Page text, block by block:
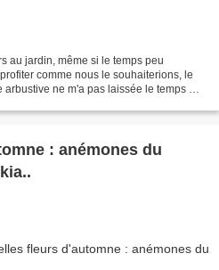
au jardin, même si le temps peu
comme nous le souhaiterions, le
ne m'a pas laissée le temps de
: anémones du